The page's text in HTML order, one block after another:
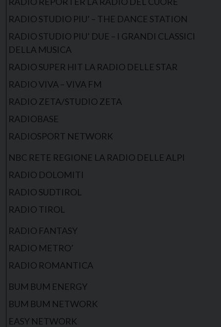
RADIO STUDIO PIU’ – THE DANCE STATION
RADIO STUDIO PIU’ DUE – I GRANDI CLASSICI
DELLA MUSICA
RADIO SUPER HIT LA RADIO DELLE STAR
RADIO VIVA – VIVA FM
RADIO ZETA/STUDIO ZETA
RADIOBASE
RADIOSPORT NETWORK
NBC RETE REGIONE LA RADIO DELLE ALPI
RADIO DOLOMITI
RADIO SUDTIROL
RADIO TIROL
RADIO FANTASY
RADIO METRO’
RADIO ROMANTICA
BUM BUM ENERGY
BUM BUM NETWORK
EASY NETWORK